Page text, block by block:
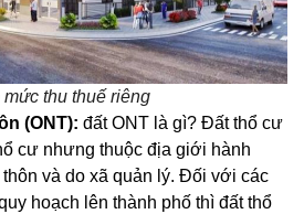
thu thuế riêng
(ONT): đất ONT là gì? Đất thổ cư
cư nhưng thuộc địa giới hành
và do xã quản lý. Đối với các
hoạch lên thành phố thì đất thổ